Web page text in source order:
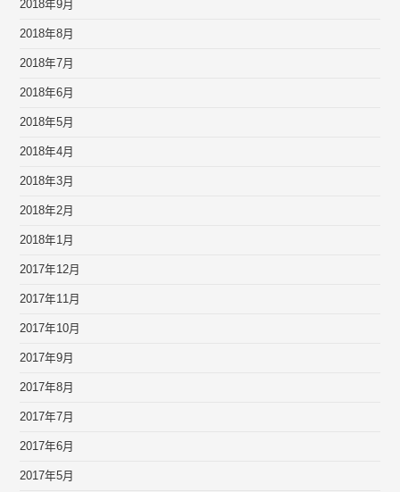
2018年9月
2018年8月
2018年7月
2018年6月
2018年5月
2018年4月
2018年3月
2018年2月
2018年1月
2017年12月
2017年11月
2017年10月
2017年9月
2017年8月
2017年7月
2017年6月
2017年5月